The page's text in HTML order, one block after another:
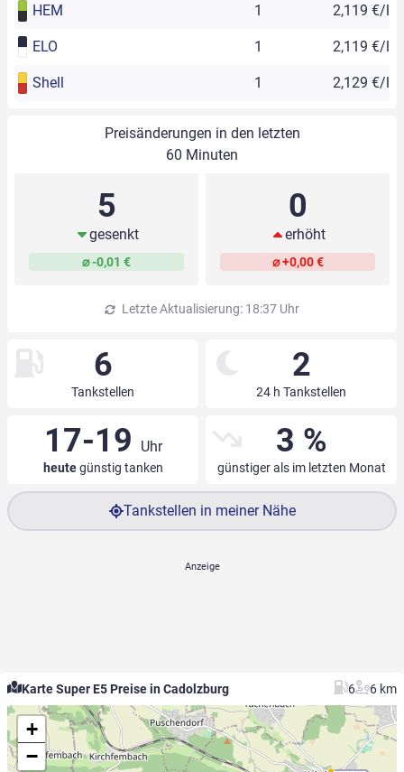
HEM 1 2,119 €/l
ELO 1 2,119 €/l
Shell 1 2,129 €/l
Preisänderungen in den letzten
60 Minuten
5
gesenkt
⌀ -0,01 €
0
erhöht
⌀ +0,00 €
Letzte Aktualisierung: 18:37 Uhr
6
Tankstellen
2
24 h Tankstellen
17-19 Uhr
heutegünstig tanken
3 %
günstiger als im letzten Monat
Tankstellen in meiner Nähe
Karte Super E5 Preise in Cadolzburg 6 6 km
+
−